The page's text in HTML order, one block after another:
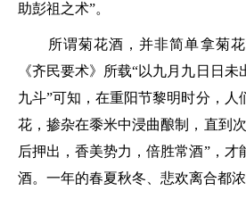
助彭祖之术”。
所谓菊花酒，并非简单拿菊花
《齐民要术》所载“以九月九日日未
九斗”可知，在重阳节黎明时分，人
花，掺杂在黍米中浸曲酿制，直到
后押出，香美势力，倍胜常酒”，才
酒。一年的春夏秋冬、悲欢离合都浓